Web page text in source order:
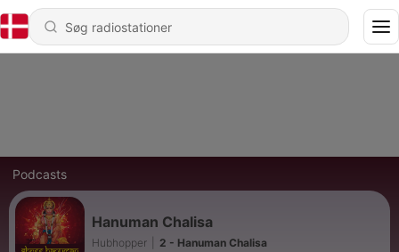
Podcasts
Hanuman Chalisa
Hubhopper 2 - Hanuman Chalisa